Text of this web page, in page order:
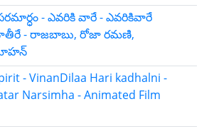
- ఎవరికి వారే - ఎవరికివారే
- రాజబాబు, రోజా రమణి,
- VinanDilaa Hari kadhalni -
Narsimha - Animated Film